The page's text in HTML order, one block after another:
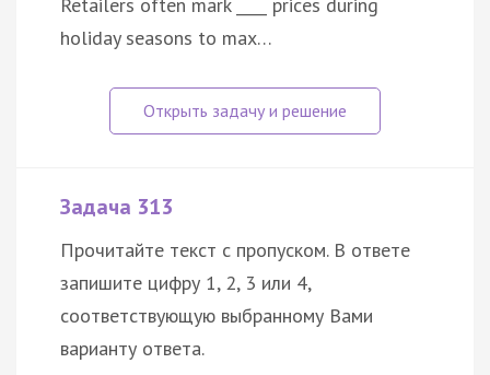
Retailers often mark ____ prices during
holiday seasons to max…
Задача 313
Прочитайте текст с пропуском. В ответе
запишите цифру 1, 2, 3 или 4,
соответствующую выбранному Вами
варианту ответа.